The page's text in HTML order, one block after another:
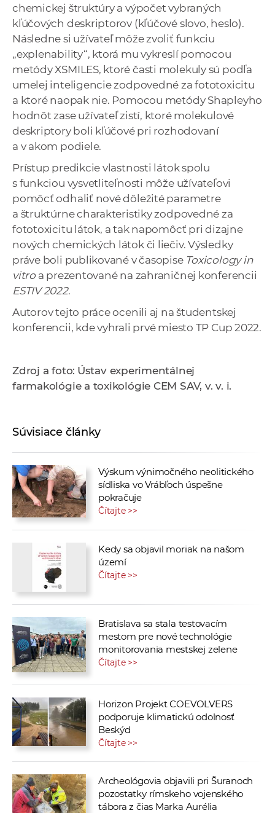
chemickej štruktúry a výpočet vybraných
kľúčových deskriptorov (kľúčové slovo, heslo).
Následne si užívateľ môže zvoliť funkciu
„explenability“, ktorá mu vykreslí pomocou
metódy XSMILES, ktoré časti molekuly sú podľa
umelej inteligencie zodpovedné za fototoxicitu
a ktoré naopak nie. Pomocou metódy Shapleyho
hodnôt zase užívateľ zistí, ktoré molekulové
deskriptory boli kľúčové pri rozhodovaní
a v akom podiele.
Prístup predikcie vlastnosti látok spolu
s funkciou vysvetliteľnosti môže užívateľovi
pomôcť odhaliť nové dôležité parametre
a štruktúrne charakteristiky zodpovedné za
fototoxicitu látok, a tak napomôcť pri dizajne
nových chemických látok či liečiv. Výsledky
práve boli publikované v časopise Toxicology in
vitroa prezentované na zahraničnej konferencii
ESTIV 2022.
Autorov tejto práce ocenili aj na študentskej
konferencii, kde vyhrali prvé miesto TP Cup 2022.
Zdroj a foto: Ústav experimentálnej
farmakológie a toxikológie CEM SAV, v. v. i.
Súvisiace články
Výskum výnimočného neolitického
sídliska vo Vrábľoch úspešne
pokračuje
Čítajte >>
Kedy sa objavil moriak na našom
území
Čítajte >>
Bratislava sa stala testovacím
mestom pre nové technológie
monitorovania mestskej zelene
Čítajte >>
Horizon Projekt COEVOLVERS
podporuje klimatickú odolnosť
Beskýd
Čítajte >>
Archeológovia objavili pri Šuranoch
pozostatky rímskeho vojenského
tábora z čias Marka Aurélia